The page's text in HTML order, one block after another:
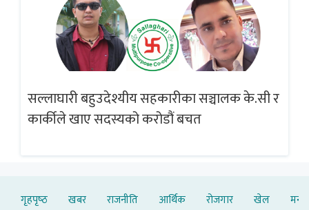
सल्लाघारी बहुउदेश्यीय सहकारीका सञ्चालक के.सी र
कार्कीले खाए सदस्यको करोडौं बचत
गृहपृष्‍ठ खबर राजनीति आर्थिक रोजगार खेल